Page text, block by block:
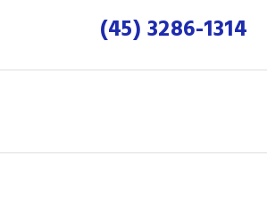
(45) 3286-1314